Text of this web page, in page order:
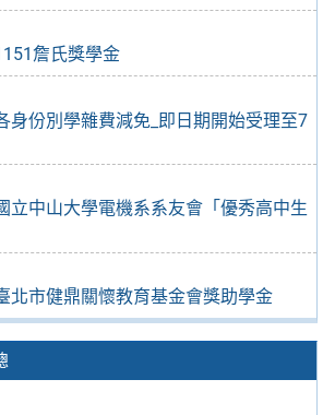
詹氏獎學金
身份別學雜費減免_即日期開始受理至7
立中山大學電機系系友會「優秀高中生
北市健鼎關懷教育基金會獎助學金